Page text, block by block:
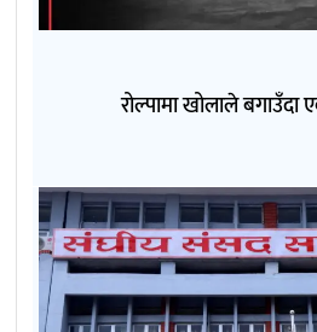
रोल्पामा खोलाले बगाउँदा